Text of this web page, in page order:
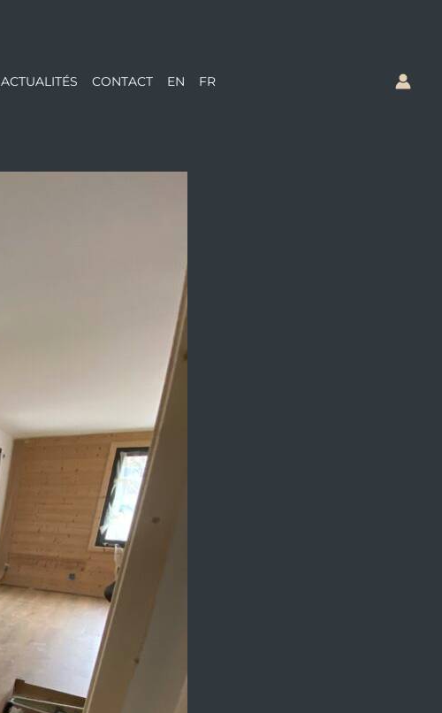
ACTUALITÉS CONTACT EN FR